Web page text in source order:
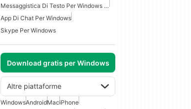
Messaggistica Di Testo Per Windows 10
App Di Chat Per Windows
Skype Per Windows
Download gratis per Windows
Altre piattaforme
WindowsAndroidMaciPhone